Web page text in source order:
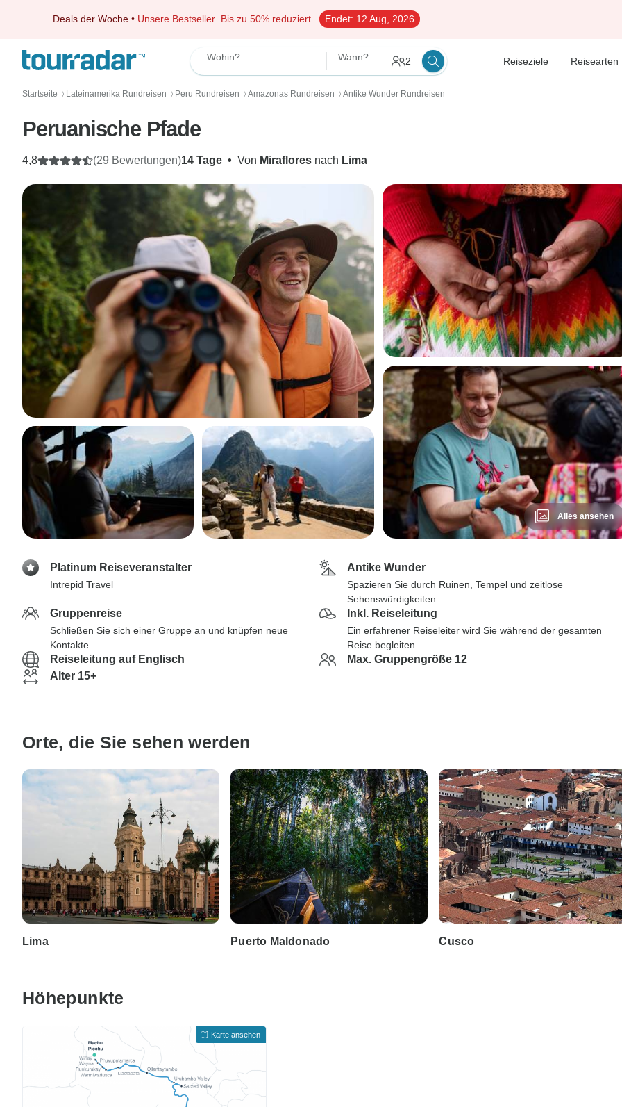
Deals der Woche • Unsere Bestseller Bis zu 50% reduziert Endet: 12 Aug, 2026
Wohin? Wann? 2 Reiseziele Reisearten
Startseite 〉 Lateinamerika Rundreisen 〉 Peru Rundreisen 〉 Amazonas Rundreisen 〉 Antike Wunder Rundreisen
Peruanische Pfade
14 Tage • Von Miraflores nach Lima
4,8 (29 Bewertungen)
Alles ansehen
Platinum Reiseveranstalter
Intrepid Travel
Antike Wunder
Spazieren Sie durch Ruinen, Tempel und zeitlose
Sehenswürdigkeiten
Gruppenreise
Schließen Sie sich einer Gruppe an und knüpfen neue
Kontakte
Inkl. Reiseleitung
Ein erfahrener Reiseleiter wird Sie während der gesamten
Reise begleiten
Reiseleitung auf Englisch
Max. Gruppengröße 12
Alter 15+
Orte, die Sie sehen werden
Lima Puerto Maldonado Cusco
Höhepunkte
Karte ansehen